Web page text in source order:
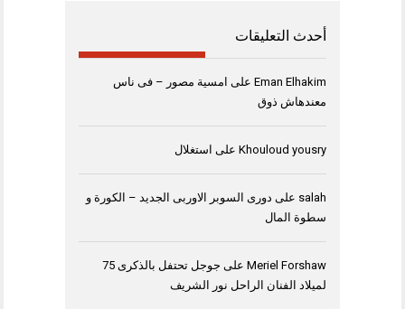
أحدث التعليقات
Eman Elhakim على امسية مصور – فى ناس
معندهاش ذوق
Khouloud yousry على استغلال
salah على دورى السوبر الاوربى الجديد – الكورة و
سطوة المال
Meriel Forshaw على
جوجل تحتفل بالذكرى 75
لميلاد الفنان الراحل نور الشريف